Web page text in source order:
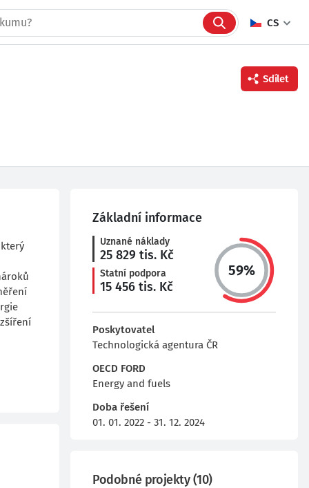
CS
Twitter
Sdílet
Základní informace
Uznané náklady
25 829 tis. Kč
Statní podpora
15 456 tis. Kč
59%
Poskytovatel
Technologická agentura ČR
OECD FORD
Energy and fuels
Doba řešení
01. 01. 2022 - 31. 12. 2024
Podobné projekty(10)